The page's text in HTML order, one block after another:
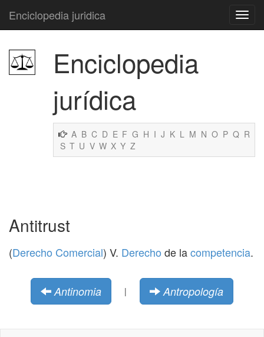
Enciclopedia juridica
Enciclopedia
jurídica
A B C D E F G H I J K L M N O P Q R
S T U V W X Y Z
Antitrust
(Derecho Comercial) V. Derecho de lacompetencia.
Antinomia | Antropología